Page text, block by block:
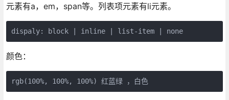
元素有a，em，span等。列表项元素有li元素。
dispaly: block | inline | list-item | none
颜色：
rgb(100%, 100%, 100%) 红蓝绿 ，白色